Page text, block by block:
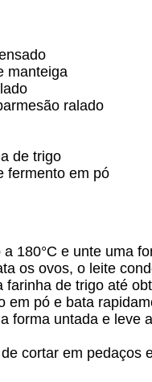
manteiga
ralado
de trigo
fermento em pó
180°C e unte uma
os ovos, o leite
farinha de trigo até
em pó e bata
forma untada e leve
cortar em pedaços